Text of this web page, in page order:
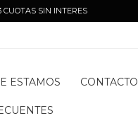
CUOTAS SIN INTERES
ESTAMOS CONTACTO